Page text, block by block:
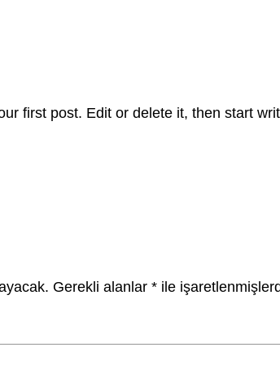
first post. Edit or delete it, then start
Gerekli alanlar * ile